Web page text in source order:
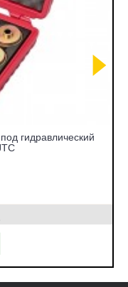
гидравлический